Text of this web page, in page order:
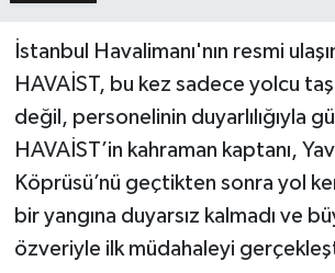
İstanbul Havalimanı'nın resmi
HAVAİST, bu kez sadece yolcu
değil, personelinin duyarlılığıyla
HAVAİST’in kahraman kaptanı,
Köprüsü’nü geçtikten sonra yol
bir yangına duyarsız kalmadı ve
özveriyle ilk müdahaleyi